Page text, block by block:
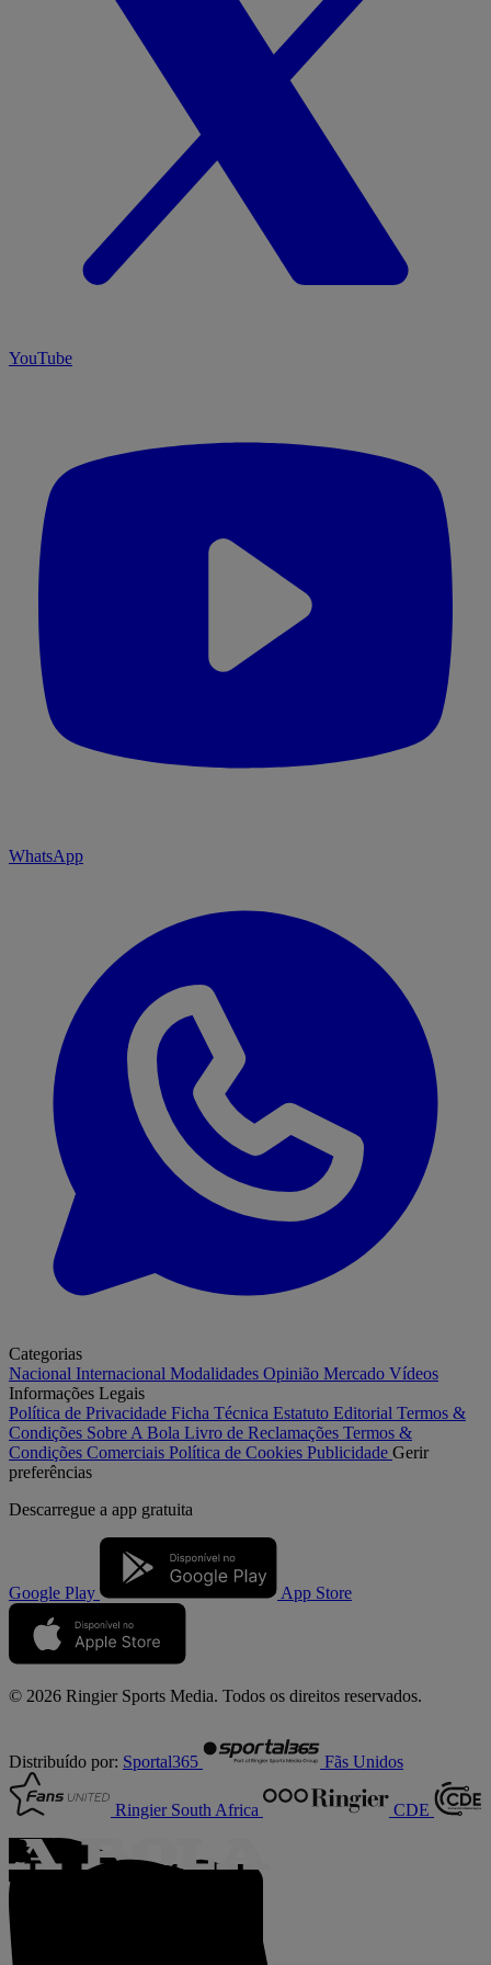
YouTube
WhatsApp
Categorias
Nacional Internacional Modalidades Opinião Mercado Vídeos
Informações Legais
Política de Privacidade Ficha Técnica Estatuto Editorial Termos &
Condições Sobre A Bola Livro de Reclamações Termos &
Condições Comerciais Política de Cookies Publicidade Gerir
preferências
Descarregue a app gratuita
Google Play App Store
© 2026 Ringier Sports Media. Todos os direitos reservados.
Distribuído por: Sportal365 Fãs Unidos
Ringier South Africa CDE